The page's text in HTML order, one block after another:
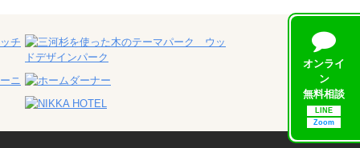
オンライ
ン
無料相談
LINE
Zoom